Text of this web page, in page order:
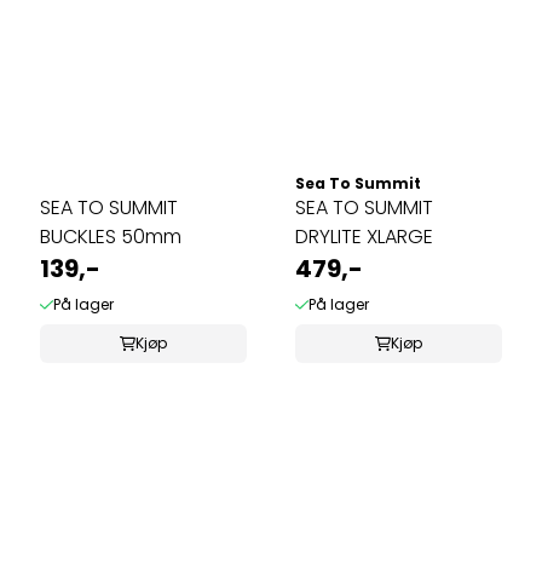
SEA TO SUMMIT
BUCKLES 50mm
139,-
På lager
Kjøp
Sea To Summit
SEA TO SUMMIT
DRYLITE XLARGE
479,-
På lager
Kjøp